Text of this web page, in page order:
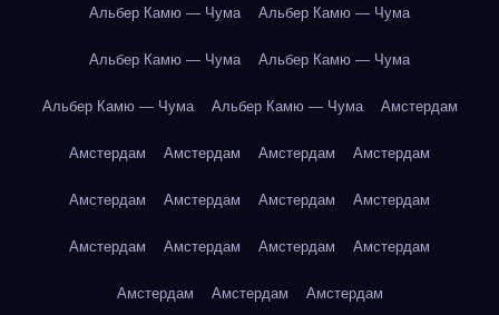
Альбер Камю — Чума Альбер Камю — Чума
Альбер Камю — Чума Альбер Камю — Чума
Альбер Камю — Чума Альбер Камю — Чума Амстердам
Амстердам Амстердам Амстердам Амстердам
Амстердам Амстердам Амстердам Амстердам
Амстердам Амстердам Амстердам Амстердам
Амстердам Амстердам Амстердам